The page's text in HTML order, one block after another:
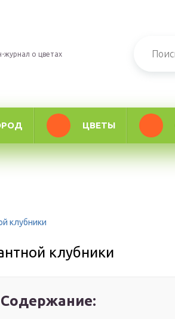
журнал о цветах
ЦВЕТЫ
клубники
клубники
Содержание: